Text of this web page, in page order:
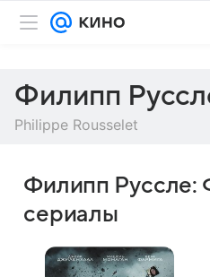
Филипп
Philippe Rousselet
Филипп Руссле:
сериалы